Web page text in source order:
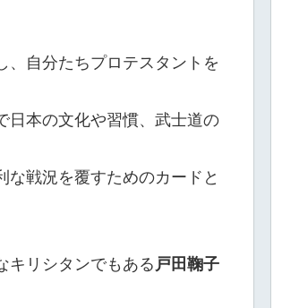
、自分たちプロテスタントを
日本の文化や習慣、武士道の
戦況を覆すためのカードと
キリシタンでもある 戸田鞠子